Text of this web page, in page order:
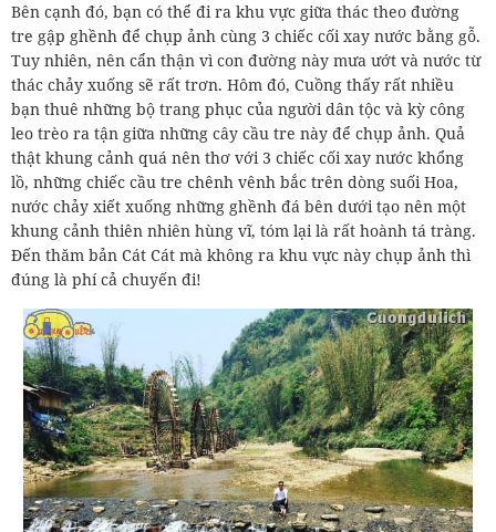
Bên cạnh đó, bạn có thể đi ra khu vực giữa thác theo đường
tre gập ghềnh để chụp ảnh cùng 3 chiếc cối xay nước bằng gỗ.
Tuy nhiên, nên cẩn thận vì con đường này mưa ướt và nước từ
thác chảy xuống sẽ rất trơn. Hôm đó, Cuồng thấy rất nhiều
bạn thuê những bộ trang phục của người dân tộc và kỳ công
leo trèo ra tận giữa những cây cầu tre này để chụp ảnh. Quả
thật khung cảnh quá nên thơ với 3 chiếc cối xay nước khổng
lồ, những chiếc cầu tre chênh vênh bắc trên dòng suối Hoa,
nước chảy xiết xuống những ghềnh đá bên dưới tạo nên một
khung cảnh thiên nhiên hùng vĩ, tóm lại là rất hoành tá tràng.
Đến thăm bản Cát Cát mà không ra khu vực này chụp ảnh thì
đúng là phí cả chuyến đi!